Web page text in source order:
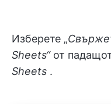
Изберете „
Sheets“ от
Sheets .